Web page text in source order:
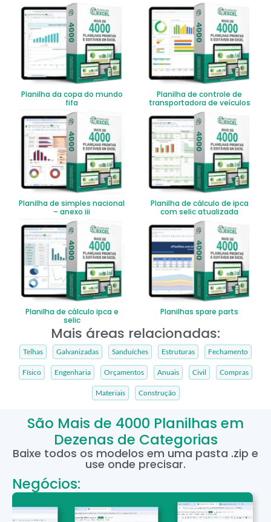
Planilha da copa do mundo
fifa
Planilha de controle de
transportadora de veículos
Planilha de simples nacional
– anexo iii
Planilha de cálculo de ipca
com selic atualizada
Planilha de cálculo ipca e
selic
Planilhas spare parts
Mais áreas relacionadas:
Telhas Galvanizadas Sanduíches Estruturas Fechamento
Físico Engenharia Orçamentos Anuais Civil Compras
Materiais Construção
São Mais de 4000 Planilhas em
Dezenas de Categorias
Baixe todos os modelos em uma pasta .zip e
use onde precisar.
Negócios: